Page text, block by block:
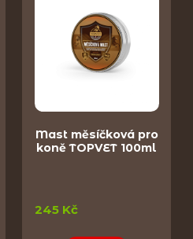
Mast měsíčková pro
koně TOPVET 100ml
245 Kč